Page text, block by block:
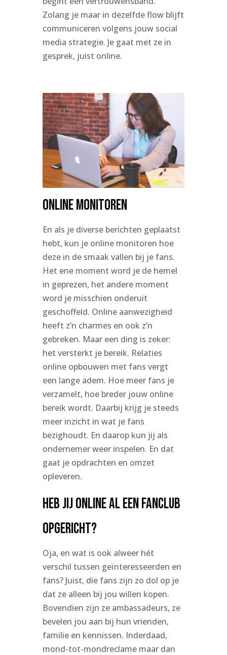
Zolang je maar in dezelfde flow blijft
communiceren volgens jouw social
media strategie. Je gaat met ze in
gesprek, juist online.
Online monitoren
En als je diverse berichten geplaatst
hebt, kun je online monitoren hoe
deze in de smaak vallen bij je fans.
Het ene moment word je de hemel
in geprezen, het andere moment
word je misschien onderuit
geschoffeld. Online aanwezigheid
heeft z’n charmes en ook z’n
gebreken. Maar een ding is zeker:
het versterkt je bereik. Relaties
online opbouwen met fans vergt
een lange adem. Hoe meer fans je
verzamelt, hoe breder jouw online
bereik wordt. Daarbij krijg je steeds
meer inzicht in wat je fans
bezighoudt. En daarop kun jij als
ondernemer weer inspelen. En dat
gaat je opdrachten en omzet
opleveren.
Heb jij online al een fanclub
opgericht?
Oja, en wat is ook alweer hét
verschil tussen geïnteresseerden en
fans? Juist, die fans zijn zo dol op je
dat ze alleen bij jou willen kopen.
Bovendien zijn ze ambassadeurs, ze
bevelen jou aan bij hun vrienden,
familie en kennissen. Inderdaad,
mond-tot-mondreclame maar dan